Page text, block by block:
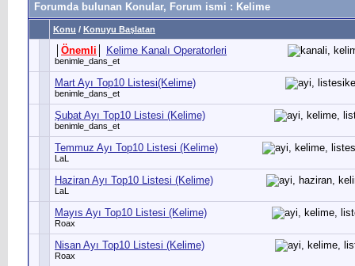
Forumda bulunan Konular, Forum ismi : Kelime
Konu / Konuyu Başlatan
Önemli Kelime Kanalı Operatorleri
benimle_dans_et
Mart Ayı Top10 Listesi(Kelime)
benimle_dans_et
Şubat Ayı Top10 Listesi (Kelime)
benimle_dans_et
Temmuz Ayı Top10 Listesi (Kelime)
LaL
Haziran Ayı Top10 Listesi (Kelime)
LaL
Mayıs Ayı Top10 Listesi (Kelime)
Roax
Nisan Ayı Top10 Listesi (Kelime)
Roax